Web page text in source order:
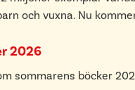
och vuxna. Nu
2026
sommarens böcker